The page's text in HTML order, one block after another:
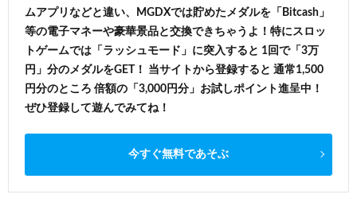
ムアプリなどと違い、MGDXでは貯めたメダルを「Bitcash」
等の電子マネーや豪華景品と交換できちゃうよ！特にスロッ
トゲームでは「ラッシュモード」に突入すると 1回で「3万
円」分のメダルをGET！ 当サイトから登録すると 通常1,500
円分のところ 倍額の「3,000円分」お試しポイント進呈中！
ぜひ登録して遊んでみてね！
今すぐ無料であそぶ